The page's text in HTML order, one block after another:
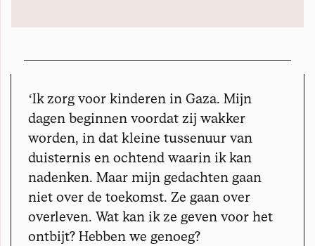
ʻIk zorg voor kinderen in Gaza. Mijn
dagen beginnen voordat zij wakker
worden, in dat kleine tussenuur van
duisternis en ochtend waarin ik kan
nadenken. Maar mijn gedachten gaan
niet over de toekomst. Ze gaan over
overleven. Wat kan ik ze geven voor het
ontbijt? Hebben we genoeg?